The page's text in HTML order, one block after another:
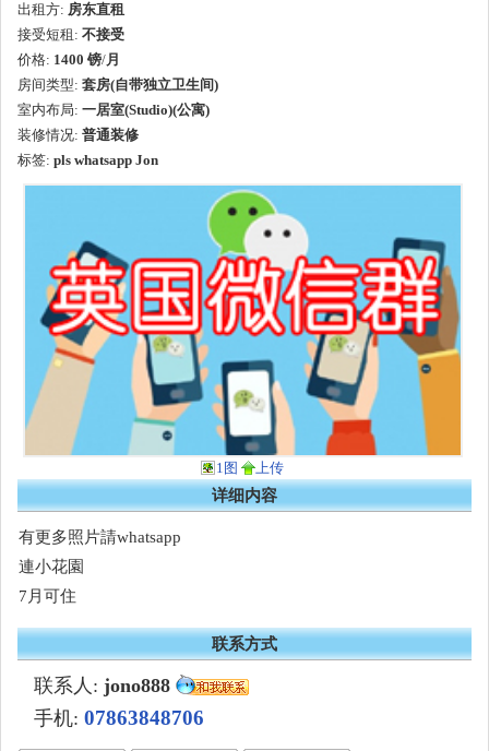
出租方: 房东直租
接受短租: 不接受
价格: 1400 镑/月
房间类型: 套房(自带独立卫生间)
室内布局: 一居室(Studio)(公寓)
装修情况: 普通装修
标签: pls whatsapp Jon
1图 上传
详细内容
有更多照片請whatsapp
連小花園
7月可住
联系方式
联系人: jono888
手机: 07863848706